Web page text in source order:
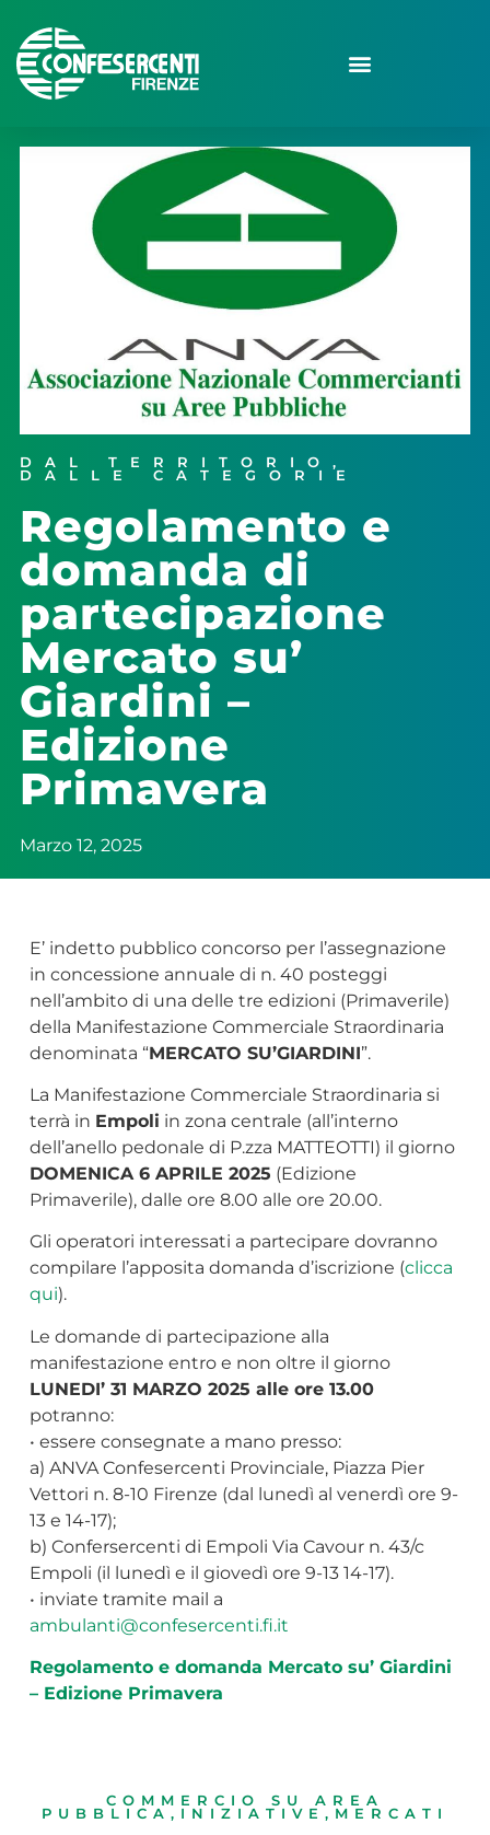
DAL TERRITORIO ,
DALLE CATEGORIE
Regolamento e
domanda di
partecipazione
Mercato su’
Giardini –
Edizione
Primavera
Marzo 12, 2025
E’ indetto pubblico concorso per l’assegnazione
in concessione annuale di n. 40 posteggi
nell’ambito di una delle tre edizioni (Primaverile)
della Manifestazione Commerciale Straordinaria
denominata “MERCATO SU’GIARDINI”.
La Manifestazione Commerciale Straordinaria si
terrà in Empoli in zona centrale (all’interno
dell’anello pedonale di P.zza MATTEOTTI) il giorno
DOMENICA 6 APRILE 2025 (Edizione
Primaverile), dalle ore 8.00 alle ore 20.00.
Gli operatori interessati a partecipare dovranno
compilare l’apposita domanda d’iscrizione (clicca
qui).
Le domande di partecipazione alla
manifestazione entro e non oltre il giorno
LUNEDI’ 31 MARZO 2025 alle ore 13.00
potranno:
• essere consegnate a mano presso:
a) ANVA Confesercenti Provinciale, Piazza Pier
Vettori n. 8-10 Firenze (dal lunedì al venerdì ore 9-
13 e 14-17);
b) Confersercenti di Empoli Via Cavour n. 43/c
Empoli (il lunedì e il giovedì ore 9-13 14-17).
• inviate tramite mail a
ambulanti@confesercenti.fi.it
Regolamento e domanda Mercato su’ Giardini
– Edizione Primavera
COMMERCIO SU AREA
PUBBLICA , INIZIATIVE , MERCATI